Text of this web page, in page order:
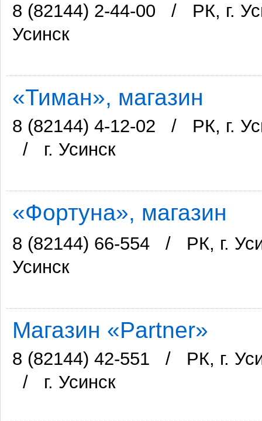
8 (82144) 2-44-00 /
РК, г.
Усинск
«Тиман», магазин
8 (82144) 4-12-02 /
РК, г.
/
г. Усинск
«Фортуна», магазин
8 (82144) 66-554 /
РК, г.
Усинск
Магазин «Partner»
8 (82144) 42-551 /
РК, г.
/
г. Усинск